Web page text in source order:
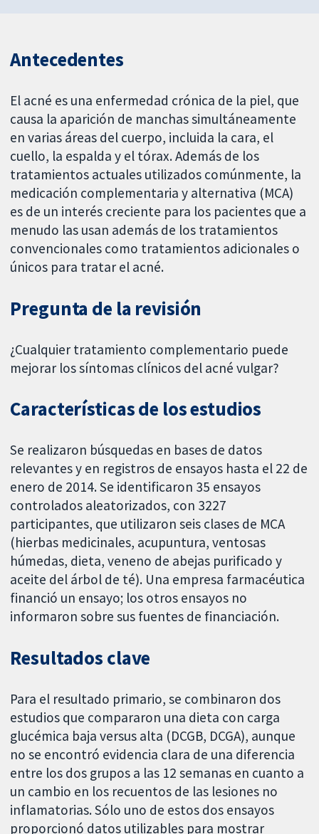
Antecedentes
El acné es una enfermedad crónica de la piel, que
causa la aparición de manchas simultáneamente
en varias áreas del cuerpo, incluida la cara, el
cuello, la espalda y el tórax. Además de los
tratamientos actuales utilizados comúnmente, la
medicación complementaria y alternativa (MCA)
es de un interés creciente para los pacientes que a
menudo las usan además de los tratamientos
convencionales como tratamientos adicionales o
únicos para tratar el acné.
Pregunta de la revisión
¿Cualquier tratamiento complementario puede
mejorar los síntomas clínicos del acné vulgar?
Características de los estudios
Se realizaron búsquedas en bases de datos
relevantes y en registros de ensayos hasta el 22 de
enero de 2014. Se identificaron 35 ensayos
controlados aleatorizados, con 3227
participantes, que utilizaron seis clases de MCA
(hierbas medicinales, acupuntura, ventosas
húmedas, dieta, veneno de abejas purificado y
aceite del árbol de té). Una empresa farmacéutica
financió un ensayo; los otros ensayos no
informaron sobre sus fuentes de financiación.
Resultados clave
Para el resultado primario, se combinaron dos
estudios que compararon una dieta con carga
glucémica baja versus alta (DCGB, DCGA), aunque
no se encontró evidencia clara de una diferencia
entre los dos grupos a las 12 semanas en cuanto a
un cambio en los recuentos de las lesiones no
inflamatorias. Sólo uno de estos dos ensayos
proporcionó datos utilizables para mostrar